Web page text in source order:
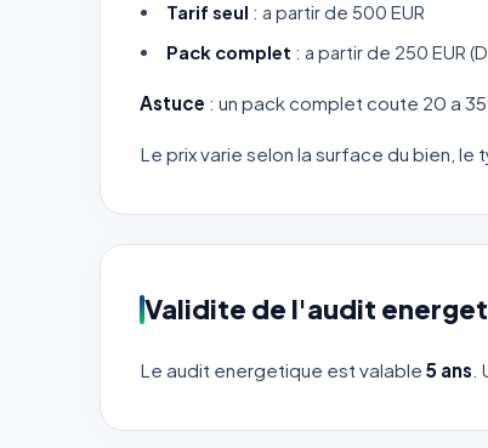
Tarif seul : a partir de 500 EUR
Pack complet : a partir de 250 EUR
Astuce : un pack complet coute 20 a
Le prix varie selon la surface du bien,
Validite de l'audit
Le audit energetique est valable 5 ans